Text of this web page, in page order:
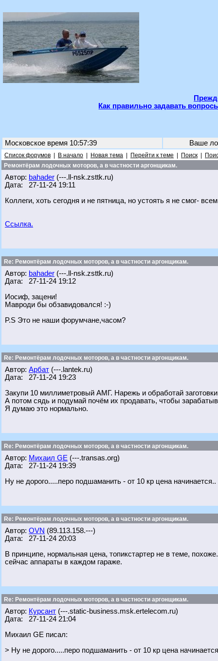
Как правильно задавать
Московское время 10:57:39 Ваше
Список форумов В начало Новая тема Перейти к теме Поиск
Ремонтёрам лодочных моторов, а в частности аргонщикам.
Автор: bahader (---.ll-nsk.zsttk.ru)
Дата: 27-11-24 19:11
Коллеги, хоть сегодня и не пятница, но устоять я не смог-
Ссылка.
Re: Ремонтёрам лодочных моторов, а в частности аргонщикам.
Автор: bahader (---.ll-nsk.zsttk.ru)
Дата: 27-11-24 19:12
Иосиф, зацени!
Мавроди бы обзавидовался! :-)
P.S Это не наши форумчане,часом?
Re: Ремонтёрам лодочных моторов, а в частности аргонщикам.
Автор: Арбат (---.lantek.ru)
Дата: 27-11-24 19:23
Закупи 10 миллиметровый АМГ. Нарежь и обработай
А потом сядь и подумай почём их продавать, чтобы
Я думаю это нормально.
Re: Ремонтёрам лодочных моторов, а в частности аргонщикам.
Автор: Михаил GE (---.transas.org)
Дата: 27-11-24 19:39
Ну не дорого.....перо подшаманить - от 10 кр цена начинается..
Re: Ремонтёрам лодочных моторов, а в частности аргонщикам.
Автор: OVN (89.113.158.---)
Дата: 27-11-24 20:03
В принципе, нормальная цена, топикстартер не в теме,
сейчас аппараты в каждом гараже.
Re: Ремонтёрам лодочных моторов, а в частности аргонщикам.
Автор: Курсант (---.static-business.msk.ertelecom.ru)
Дата: 27-11-24 21:04
Михаил GE писал:
> Ну не дорого.....перо подшаманить - от 10 кр цена